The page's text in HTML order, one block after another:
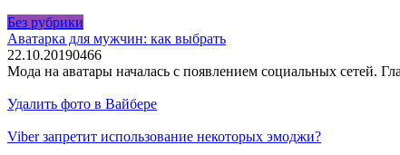
Без рубрики
Аватарка для мужчин: как выбрать
22.10.20190466
Мода на аватары началась с появлением социальных сетей.
Удалить фото в Вайбере
Viber запретит использование некоторых эмоджи?